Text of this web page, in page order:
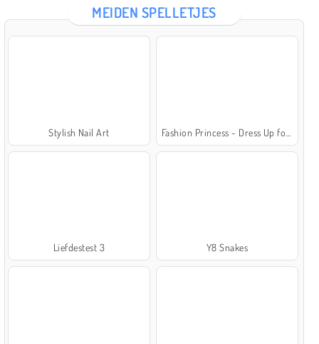
MEIDEN SPELLETJES
Stylish Nail Art
Liefdestest 3 Y8 Snakes